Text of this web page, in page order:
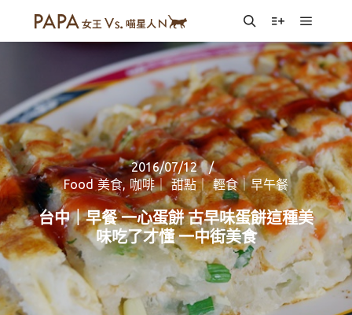
SearchMore info
Main
2016/07/12
Food 美食,咖啡｜ 甜點｜ 輕食｜早午餐
台中｜早餐 一心蛋餅 古早味蛋餅這種美
味吃了才懂 一中街美食